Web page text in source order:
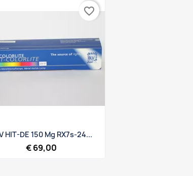
Snel bekijken
HIT-DE 150 Mg RX7s-24...
€ 69,00
favorite_border